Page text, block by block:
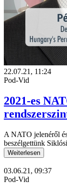
22.07.21, 11:24
Pod-Vid
2021-es
A NATO jelenéről
beszélgettünk
Weiterlesen
03.06.21, 09:37
Pod-Vid